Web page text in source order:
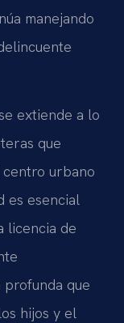
manejando
extiende a lo
que
centro urbano
es esencial
licencia de
que
hijos y el